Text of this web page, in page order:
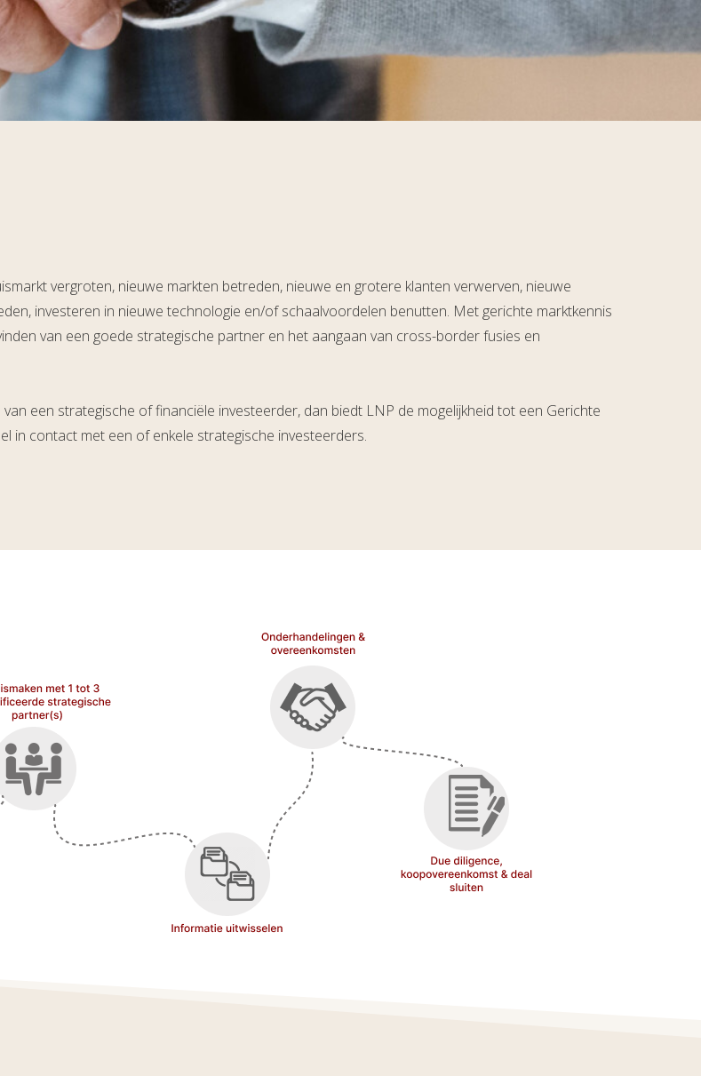
vergroten, nieuwe markten betreden, nieuwe en grotere klanten verwerven, nieuwe
investeren in nieuwe technologie en/of schaalvoordelen benutten. Met gerichte marktkennis
van een goede strategische partner en het aangaan van cross-border fusies en
een strategische of financiële investeerder, dan biedt LNP de mogelijkheid tot een Gerichte
in contact met een of enkele strategische investeerders.